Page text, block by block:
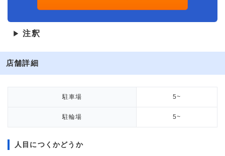
▶ 注釈
店舗詳細
駐車場 5~
駐輪場 5~
人目につくかどうか